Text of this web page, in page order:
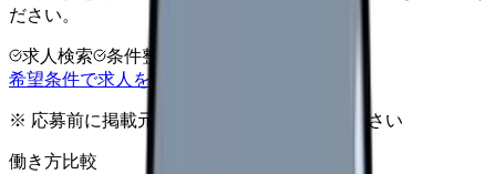
ださい。
求人検索 条件整理
希望条件で求人を探す
※ 応募前に掲載元の最新情報を確認してください
働き方比較